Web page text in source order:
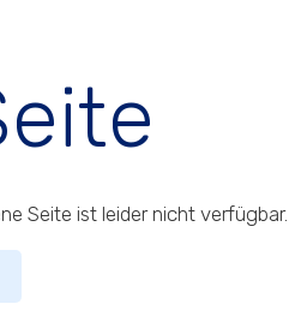
Seite ist leider nicht verfügbar.